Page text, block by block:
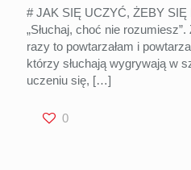
# JAK SIĘ UCZYĆ, ŻEBY
„Słuchaj, choć nie
razy to powtarzałam i
którzy słuchają wygrywają w
uczeniu się, […]
0